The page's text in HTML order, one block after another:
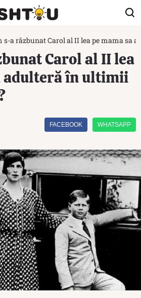
s-a răzbunat Carol al II lea pe mama sa
Carol al II lea
adulteră în ultimii
FACEBOOK WHATSAPP